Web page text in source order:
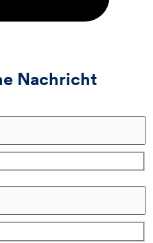
Nachricht